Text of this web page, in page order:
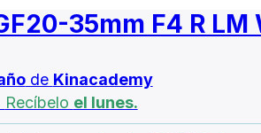
35mm F4 R LM
de Kinacademy
Recíbelo el lunes.